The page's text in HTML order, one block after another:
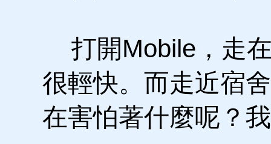
打開Mobile，走
很輕快。而走近宿
在害怕著什麼呢？